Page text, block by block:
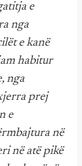
e
nga
e kanë
habitur
nga
prej
e
në
në atë pikë